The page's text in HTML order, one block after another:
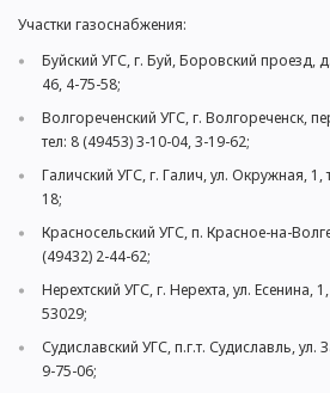
Участки газоснабжения:
Буйский УГС, г. Буй, Боровский проезд,
46, 4-75-58;
Волгореченский УГС, г. Волгореченск,
тел: 8 (49453) 3-10-04, 3-19-62;
Галичский УГС, г. Галич, ул. Окружная, 1,
18;
Красносельский УГС, п. Красное-на-
(49432) 2-44-62;
Нерехтский УГС, г. Нерехта, ул. Есенина,
53029;
Судиславский УГС, п.г.т. Судиславль, ул.
9-75-06;